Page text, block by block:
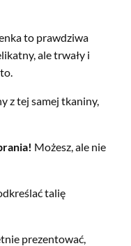
to prawdziwa
ale trwały i
z tej samej tkaniny,
Możesz, ale nie
talię
prezentować,